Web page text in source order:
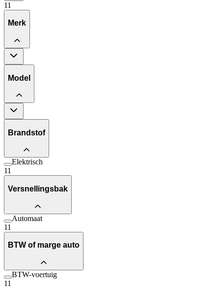
11
Merk
Model
Brandstof
Elektrisch
11
Versnellingsbak
Automaat
11
BTW of marge auto
BTW-voertuig
11